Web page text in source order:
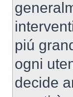
piú
ogni
decide